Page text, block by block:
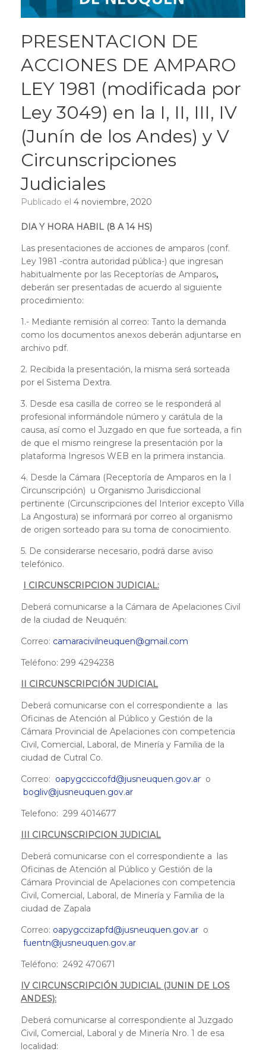
PRESENTACION DE
ACCIONES DE AMPARO
LEY 1981 (modificada por
Ley 3049) en la I, II, III, IV
(Junín de los Andes) y V
Circunscripciones
Judiciales
Publicado el 4 noviembre, 2020
DIA Y HORA HABIL (8 A 14 HS)
Las presentaciones de acciones de amparos (conf.
Ley 1981 -contra autoridad pública-) que ingresan
habitualmente por las Receptorías de Amparos,
deberán ser presentadas de acuerdo al siguiente
procedimiento:
1.- Mediante remisión al correo: Tanto la demanda
como los documentos anexos deberán adjuntarse en
archivo pdf.
2. Recibida la presentación, la misma será sorteada
por el Sistema Dextra.
3. Desde esa casilla de correo se le responderá al
profesional informándole número y carátula de la
causa, así como el Juzgado en que fue sorteada, a fin
de que el mismo reingrese la presentación por la
plataforma Ingresos WEB en la primera instancia.
4. Desde la Cámara (Receptoría de Amparos en la I
Circunscripción) u Organismo Jurisdiccional
pertinente (Circunscripciones del Interior excepto Villa
La Angostura) se informará por correo al organismo
de origen sorteado para su toma de conocimiento.
5. De considerarse necesario, podrá darse aviso
telefónico.
I CIRCUNSCRIPCION JUDICIAL:
Deberá comunicarse a la Cámara de Apelaciones Civil
de la ciudad de Neuquén:
Correo: camaracivilneuquen@gmail.com
Teléfono: 299 4294238
II CIRCUNSCRIPCIÓN JUDICIAL
Deberá comunicarse con el correspondiente a las
Oficinas de Atención al Público y Gestión de la
Cámara Provincial de Apelaciones con competencia
Civil, Comercial, Laboral, de Minería y Familia de la
ciudad de Cutral Co.
Correo: oapygcciccofd@jusneuquen.gov.ar o
bogliv@jusneuquen.gov.ar
Telefono: 299 4014677
III CIRCUNSCRIPCION JUDICIAL
Deberá comunicarse con el correspondiente a las
Oficinas de Atención al Público y Gestión de la
Cámara Provincial de Apelaciones con competencia
Civil, Comercial, Laboral, de Minería y Familia de la
ciudad de Zapala
Correo: oapygccizapfd@jusneuquen.gov.ar o
fuentn@jusneuquen.gov.ar
Teléfono: 2492 470671
IV CIRCUNSCRIPCIÓN JUDICIAL (JUNIN DE LOS
ANDES):
Deberá comunicarse al correspondiente al Juzgado
Civil, Comercial, Laboral y de Minería Nro. 1 de esa
localidad: